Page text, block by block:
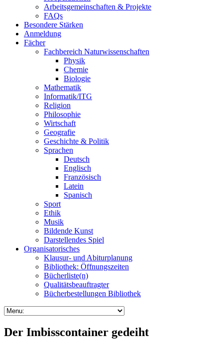
Arbeitsgemeinschaften & Projekte
FAQs
Besondere Stärken
Anmeldung
Fächer
Fachbereich Naturwissenschaften
Physik
Chemie
Biologie
Mathematik
Informatik/ITG
Religion
Philosophie
Wirtschaft
Geografie
Geschichte & Politik
Sprachen
Deutsch
Englisch
Französisch
Latein
Spanisch
Sport
Ethik
Musik
Bildende Kunst
Darstellendes Spiel
Organisatorisches
Klausur- und Abiturplanung
Bibliothek: Öffnungszeiten
Bücherliste(n)
Qualitätsbeauftragter
Bücherbestellungen Bibliothek
Der Imbisscontainer gedeiht